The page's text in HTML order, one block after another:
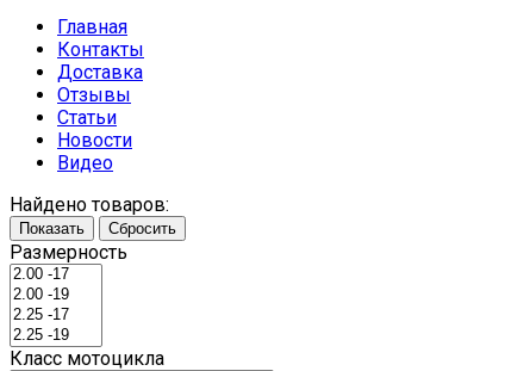
Главная
Контакты
Доставка
Отзывы
Статьи
Новости
Видео
Найдено товаров:
Показать Сбросить
Размерность
Класс мотоцикла